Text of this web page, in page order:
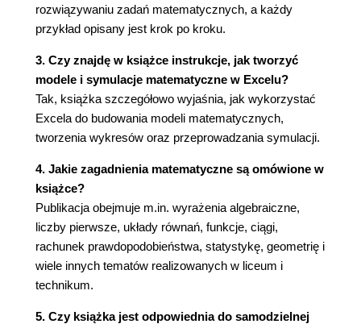
rozwiązywaniu zadań matematycznych, a każdy
przykład opisany jest krok po kroku.
3. Czy znajdę w książce instrukcje, jak tworzyć
modele i symulacje matematyczne w Excelu?
Tak, książka szczegółowo wyjaśnia, jak wykorzystać
Excela do budowania modeli matematycznych,
tworzenia wykresów oraz przeprowadzania symulacji.
4. Jakie zagadnienia matematyczne są omówione w
książce?
Publikacja obejmuje m.in. wyrażenia algebraiczne,
liczby pierwsze, układy równań, funkcje, ciągi,
rachunek prawdopodobieństwa, statystykę, geometrię i
wiele innych tematów realizowanych w liceum i
technikum.
5. Czy książka jest odpowiednia do samodzielnej